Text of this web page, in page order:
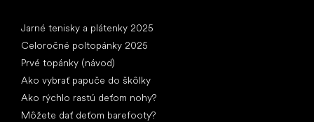
Jarné tenisky a plátenky 2025
Celoročné poltopánky 2025
Prvé topánky (návod)
Ako vybrať papuče do škôlky
Ako rýchlo rastú deťom nohy?
Môžete dať deťom barefooty?